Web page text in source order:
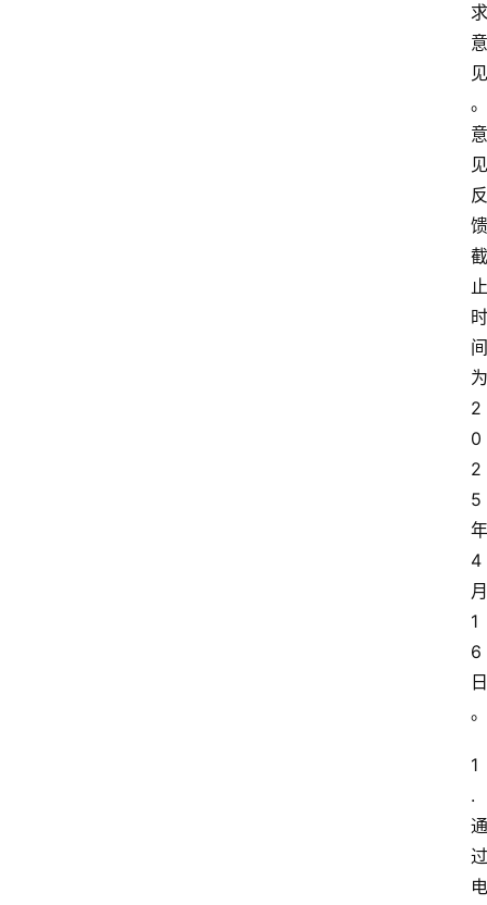
求
意
见
。
意
见
反
馈
截
止
时
间
为
2
0
2
5
年
4
月
1
6
日
。
1
.
通
过
电